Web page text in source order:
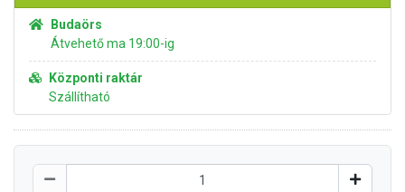
Budaörs
Átvehető ma 19:00-ig
Központi raktár
Szállítható